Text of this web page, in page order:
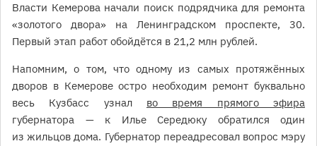
Власти Кемерова начали поиск подрядчика для ремонта
«золотого двора» на Ленинградском проспекте, 30.
Первый этап работ обойдётся в 21,2 млн рублей.
Напомним, о том, что одному из самых протяжённых
дворов в Кемерове остро необходим ремонт буквально
весь Кузбасс узнал во время прямого эфира
губернатора — к Илье Середюку обратился один
из жильцов дома. Губернатор переадресовал вопрос мэру